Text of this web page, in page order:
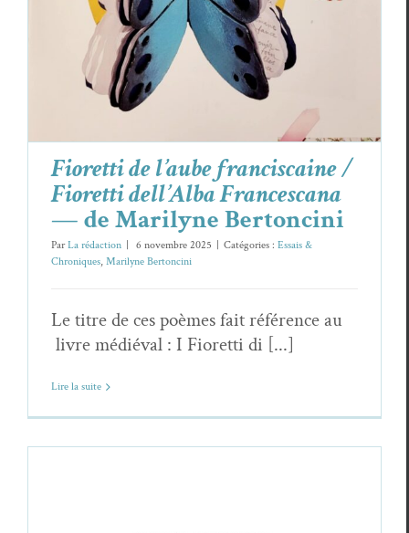
dell’Alba Francescana— de Marilyne
Bertoncini
Essais & Chroniques Marilyne Bertoncini
Fioretti de l’aube franciscaine /
Fioretti dell’Alba Francescana
— de Marilyne Bertoncini
ParLa rédaction 6 novembre 2025 Catégories : Essais &
Chroniques, Marilyne Bertoncini
Le titre de ces poèmes fait référence au
livre médiéval : I Fioretti di [...]
Lire la suite